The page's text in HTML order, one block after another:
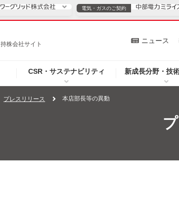
持株会社サイト
CSR・サステナビリティ 新成長分野・技
ニュース
ご案内
電気・ガスのご契約
電気・ガスのご契約
個人のお客さま
プレスリリース 本店部長等の異動